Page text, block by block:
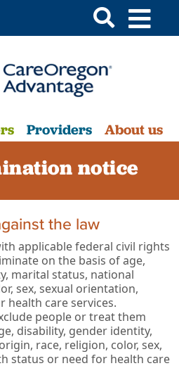
Providers About us
notice
the law
applicable federal civil rights
on the basis of age,
marital status, national
sex, sexual orientation,
health care services.
people or treat them
disability, gender identity,
race, religion, color, sex,
status or need for health care